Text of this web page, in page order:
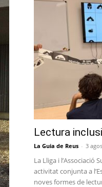
Lectura
La Guia de Reus - 3
La Lliga i l’Associació
activitat conjunta a
noves formes de